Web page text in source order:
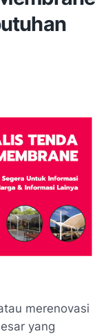
merenovasi
yang